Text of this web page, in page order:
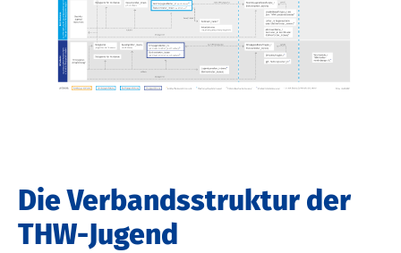
Die Verbandsstruktur der
THW-Jugend